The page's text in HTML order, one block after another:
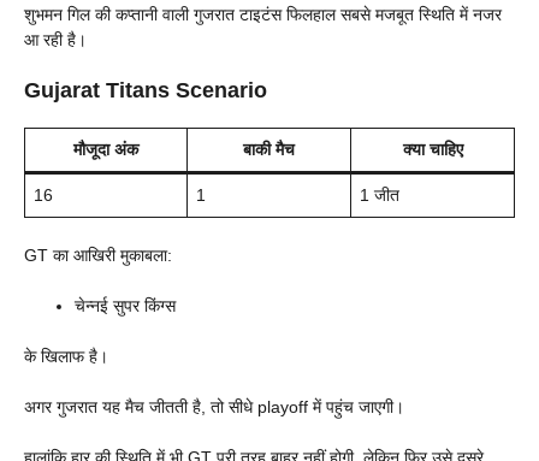
शुभमन गिल की कप्तानी वाली गुजरात टाइटंस फिलहाल सबसे मजबूत स्थिति में नजर
आ रही है।
Gujarat Titans Scenario
मौजूदा अंक बाकी मैच क्या चाहिए
16 1 1 जीत
GT का आखिरी मुकाबला:
चेन्नई सुपर किंग्स
के खिलाफ है।
अगर गुजरात यह मैच जीतती है, तो सीधे playoff में पहुंच जाएगी।